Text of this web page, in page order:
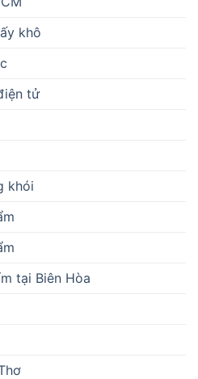
khô
tử
khói
tại Biên Hòa